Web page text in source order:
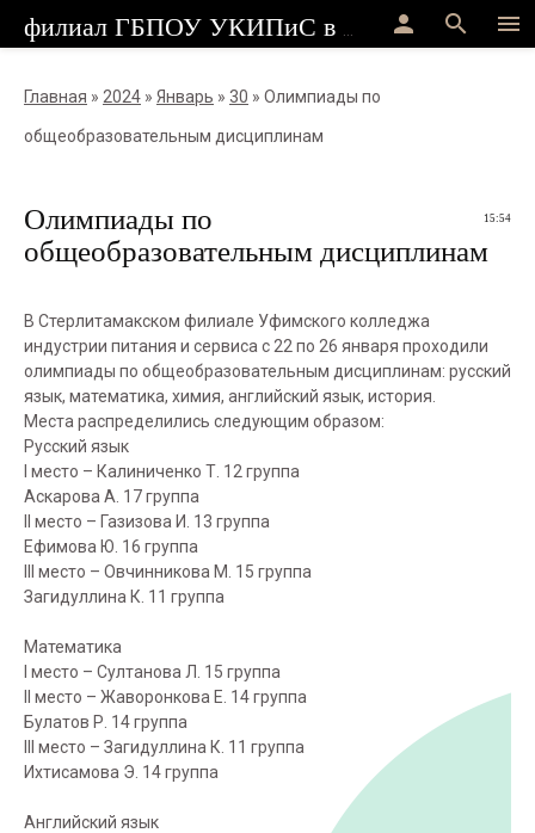
menu
search
person
Главная » 2024 » Январь » 30 » Олимпиады по
общеобразовательным дисциплинам
15:54
Олимпиады по
общеобразовательным дисциплинам
В Стерлитамакском филиале Уфимского колледжа
индустрии питания и сервиса с 22 по 26 января проходили
олимпиады по общеобразовательным дисциплинам: русский
язык, математика, химия, английский язык, история.
Места распределились следующим образом:
Русский язык
I место – Калиниченко Т. 12 группа
Аскарова А. 17 группа
II место – Газизова И. 13 группа
Ефимова Ю. 16 группа
III место – Овчинникова М. 15 группа
Загидуллина К. 11 группа
Математика
I место – Султанова Л. 15 группа
II место – Жаворонкова Е. 14 группа
Булатов Р. 14 группа
III место – Загидуллина К. 11 группа
Ихтисамова Э. 14 группа
Английский язык